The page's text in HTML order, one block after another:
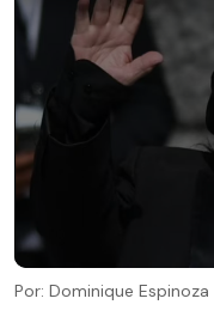
Por: Dominique Espinoza